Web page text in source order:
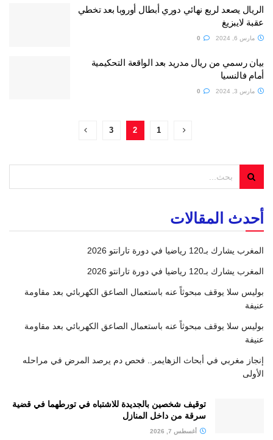
الريال يصعد لربع نهائي دوري أبطال أوروبا بعد تخطي
عقبة لايبزيغ
مارس 6, 2024
بيان رسمي من ريال مدريد بعد الواقعة التحكيمية
أمام فالنسيا
مارس 3, 2024
1
2
3
أحدث المقالات
المغرب يشارك بـ120 رياضيا في دورة تارانتو 2026
المغرب يشارك بـ120 رياضيا في دورة تارانتو 2026
بوليس سلا يوقف مبحوثاً عنه باستعمال الصاعق الكهربائي بعد مقاومة
عنيفة
بوليس سلا يوقف مبحوثاً عنه باستعمال الصاعق الكهربائي بعد مقاومة
عنيفة
إنجاز مغربي في أبحاث الزهايمر.. فحص دم يرصد المرض في مراحله
الأولى
توقيف شخصين بالجديدة للاشتباه في تورطهما في قضية
سرقة من داخل المنازل
أغسطس 7, 2026